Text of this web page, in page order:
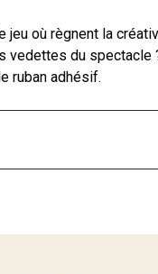
jeu où règnent la
du spectacle
ruban adhésif.